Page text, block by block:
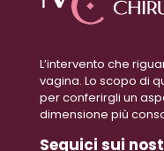
L’intervento che
vagina. Lo scopo di
per conferirgli un
dimensione più
Seguici sui